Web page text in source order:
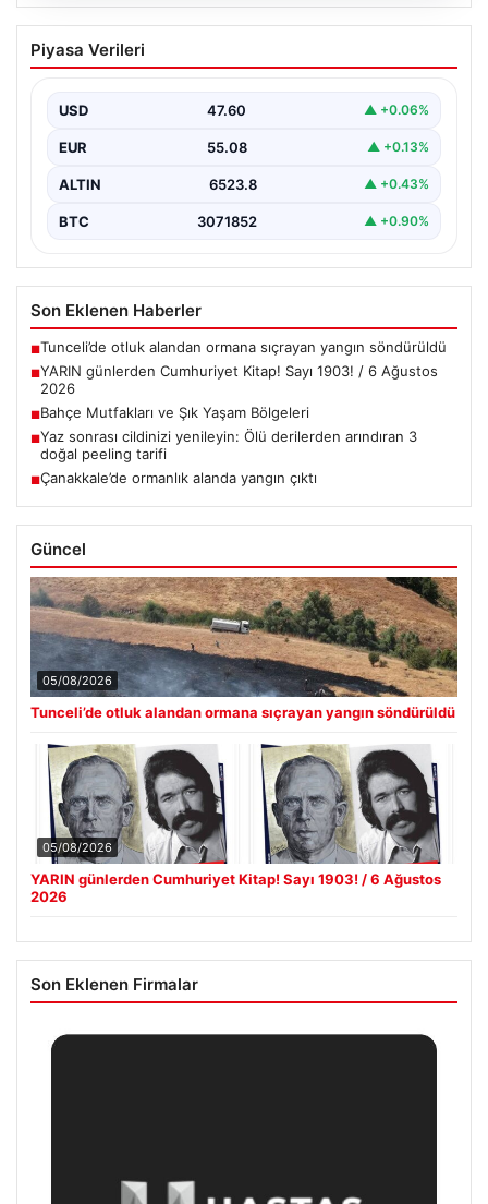
YARIN günlerden Cumhuriyet Kitap!
Sayı 1903! / 6 Ağustos 2026
Piyasa Verileri
USD 47.60 ▲ +0.06%
EUR 55.08 ▲ +0.13%
ALTIN 6523.8 ▲ +0.43%
BTC 3071852 ▲ +0.90%
Son Eklenen Haberler
■Tunceli’de otluk alandan ormana sıçrayan yangın söndürüldü
■YARIN günlerden Cumhuriyet Kitap! Sayı 1903! / 6 Ağustos
2026
■Bahçe Mutfakları ve Şık Yaşam Bölgeleri
■Yaz sonrası cildinizi yenileyin: Ölü derilerden arındıran 3
doğal peeling tarifi
■Çanakkale’de ormanlık alanda yangın çıktı
Güncel
05/08/2026
Tunceli’de otluk alandan ormana sıçrayan yangın söndürüldü
05/08/2026
YARIN günlerden Cumhuriyet Kitap! Sayı 1903! / 6 Ağustos
2026
Son Eklenen Firmalar